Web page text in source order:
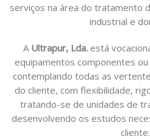
serviços na área do tratamento
industrial e
AUltrapur, Lda.está
equipamentos componentes
contemplando todas as
do cliente, com flexibilidade,
tratando-se de unidades de
desenvolvendo os estudos
cliente.